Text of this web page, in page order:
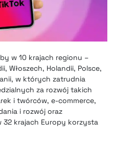
w 10 krajach regionu –
Włoszech, Holandii, Polsce,
w których zatrudnia
za rozwój takich
i twórców, e-commerce,
i rozwój oraz
krajach Europy korzysta